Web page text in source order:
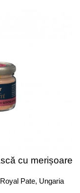
cu merișoare
Pate, Ungaria